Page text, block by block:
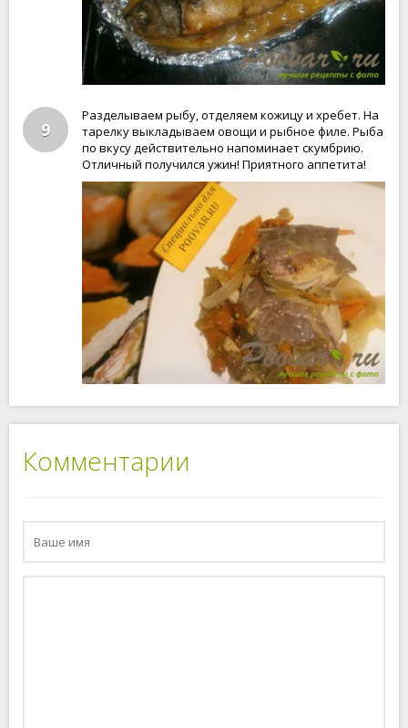
9
Разделываем рыбу, отделяем кожицу и хребет. На
тарелку выкладываем овощи и рыбное филе. Рыба
по вкусу действительно напоминает скумбрию.
Отличный получился ужин! Приятного аппетита!
Комментарии